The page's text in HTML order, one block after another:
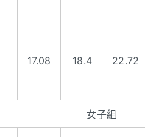
17.08 18.4 22.72
女子組